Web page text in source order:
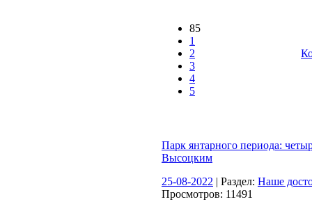
85
1
2
3
4
5
Парк янтарного периода:
Высоцким
25-08-2022 | Раздел: Наше
Просмотров: 11491